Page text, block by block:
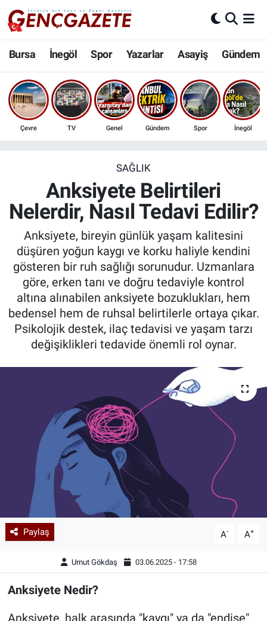
Bursa İnegöl Spor Yazarlar Asayiş Gündem
Çevre TV Genel Gündem Spor İnegöl
SAĞLIK
Anksiyete Belirtileri
Nelerdir, Nasıl Tedavi Edilir?
Anksiyete, bireyin günlük yaşam kalitesini
düşüren yoğun kaygı ve korku haliyle kendini
gösteren bir ruh sağlığı sorunudur. Uzmanlara
göre, erken tanı ve doğru tedaviyle kontrol
altına alınabilen anksiyete bozuklukları, hem
bedensel hem de ruhsal belirtilerle ortaya çıkar.
Psikolojik destek, ilaç tedavisi ve yaşam tarzı
değişiklikleri tedavide önemli rol oynar.
Paylaş A- A+
Umut Gökdaş 03.06.2025 - 17:58
Anksiyete Nedir?
Anksiyete, halk arasında "kaygı" ya da "endişe"
Bursa
İnegöl
3.SAYFA
Ekonomi
Güncel
İnanç
Kadın & Aile
Kültür & Sanat
Sağlık
Teknoloji
Yazarlar
Astroloji-Rüya
Nöbetçi Eczaneler
Hava Durumu
Trafik Durumu
Son Dakika Haberleri
Haber Arşivi